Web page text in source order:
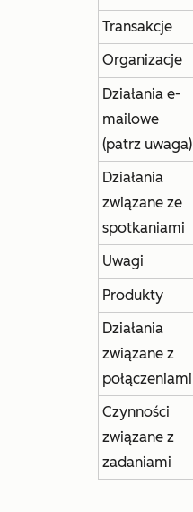
Transakcje
Organizacje
Działania e-
mailowe
(patrz uwaga)
Działania
związane ze
spotkaniami
Uwagi
Produkty
Działania
związane z
połączeniami
Czynności
związane z
zadaniami